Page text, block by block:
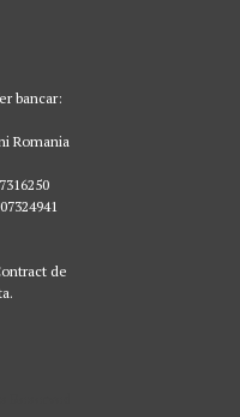
bancar:
Romania
de